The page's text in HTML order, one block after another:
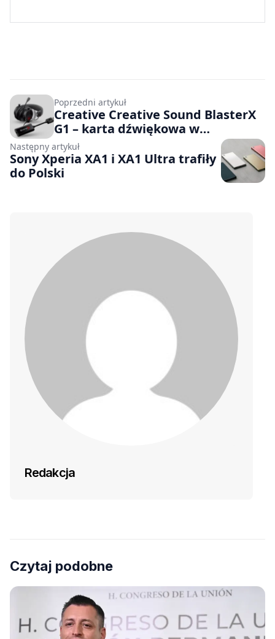
Poprzedni artykuł
Creative Creative Sound BlasterX
G1 – karta dźwiękowa w
standardzie 7.1
Następny artykuł
Sony Xperia XA1 i XA1 Ultra trafiły
do Polski
Redakcja
Czytaj podobne